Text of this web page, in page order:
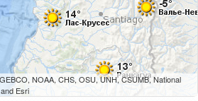
NOAA, CHS, OSU, UNH, CSUMB, National
Esri